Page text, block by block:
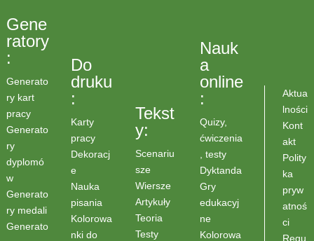
Gene
ratory
:
Generato
ry kart
pracy
Generato
ry
dyplomó
w
Generato
ry medali
Generato
Do
druku
:
Karty
pracy
Dekoracj
e
Nauka
pisania
Kolorowa
nki do
Tekst
y:
Scenariu
sze
Wiersze
Artykuły
Teoria
Testy
Nauk
a
online
:
Quizy,
ćwiczenia
, testy
Dyktanda
Gry
edukacyj
ne
Kolorowa
Aktua
lności
Kont
akt
Polity
ka
pryw
atnoś
ci
Regu